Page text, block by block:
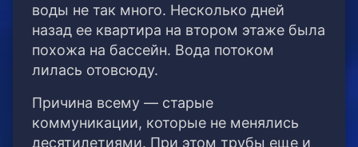
воды не так много. Несколько дней
назад ее квартира на втором этаже была
похожа на бассейн. Вода потоком
лилась отовсюду.
Причина всему — старые
коммуникации, которые не менялись
десятилетиями. При этом трубы еще и